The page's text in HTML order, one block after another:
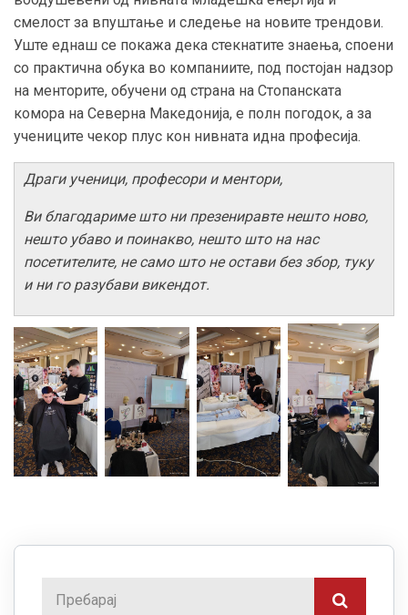
смелост за впуштање и следење на новите трендови.
Уште еднаш се покажа дека стекнатите знаења, споени
со практична обука во компаниите, под постојан надзор
на менторите, обучени од страна на Стопанската
комора на Северна Македонија, е полн погодок, а за
учениците чекор плус кон нивната идна професија.
Драги ученици, професори и ментори,
Ви благодариме што ни презениравте нешто ново,
нешто убаво и поинакво, нешто што на нас
посетителите, не само што не остави без збор, туку
и ни го разубави викендот.